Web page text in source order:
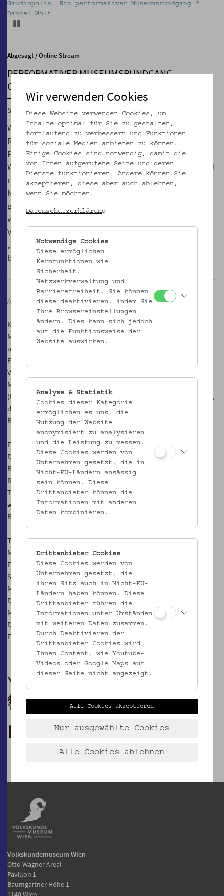
Gaudiopolis. Ein performativer Museumsrundgang ©
Daniel Wolf
Abgesagt / Online Stream
PERFORMATIVER MUSEUMSRUNDGANG
Gaudiopolis – Stadt der Freude
Sa, 28.03.2020, 19:00
Was, wenn Kinder und Jugendliche eine selbstverwaltete
Republik gründen: Kann das funktionieren? Der lutherische
Pastor Gábor Sztehlo versteckte während des Zweiten
Weltkriegs jüdische Kinder in christlichen Kinderheimen und
rettete so mehr als 2000 Menschen vor den
Nationalsozialisten. Nach dem Krieg machten sie sich
gemeinsam daran, Demokratie „neu“ zu lernen. Wir
wandern durch die Räume und den Garten des
Volkskundemuseums, folgen fünf Einzelschicksalen der
„Sztehlo-Kinder“ und sind live an der Republikgründung
beteiligt.
// Online Stream zur abgesagten Veranstaltung:gaudiopolis.at
Konzept & Leitung: Tanja Witzmann
Mit: Duygu Arslan, Sayyed Javid Hakim, Onur Poyraz, Denise Teipel
u. A.
Eine Kooperation von Auf Grund, Dschungel Wien &
Volkskundemuseum Wien.
Mit freundlicher Unterstützung der Kulturabteilung der Stadt Wien
(MA 7), des Zukunftsfonds & Nationalfonds der Republik Österreich,
der Kulturförderung Josefstadt & dem Bundesministeriums für
Bildung, Wissenschaft & Forschung (BMBWF)
Für ein junges Publikum ab 12 Jahren
Dauer: 90 Min
Begrenzte TeilnehmerInnenzahl
Reservierung und Karten unter Dschungel Wien:
T: +43 1 522 07 20 20 odertickets@dschungelwien.at
www.dschungelwien.at
Bei Regen bitte Regenschutz mitbringen
Termine:
Mi, 25.3.2020, 19.00 Uhr (Premiere)
Fr, 27.3.2020, 10.00 Uhr
Sa, 28.3.2020, 19.00 Uhr
Mo, 30.3.2020, 11.00 Uhr
Di, 31.3.2020, 10.30 Uhr
Mi, 1.4.2020, 11.00 Uhr
Do, 2.4.2020, 19.00 Uhr
Fr, 3.4.2020, 10.00 Uhr
Volkskundemuseum Wien
Otto Wagner Areal
Pavillon 1
Baumgartner Höhe 1
Wir verwenden Cookies
Diese Website verwendet Cookies, um
Inhalte optimal für Sie zu gestalten,
fortlaufend zu verbessern und Funktionen
für soziale Medien anbieten zu können.
Einige Cookies sind notwendig, damit die
von Ihnen aufgerufene Seite und deren
Dienste funktionieren. Andere können Sie
akzeptieren, diese aber auch ablehnen,
wenn Sie möchten.
Datenschutzerklärung
Notwendige Cookies
Diese ermöglichen
Kernfunktionen wie
Sicherheit,
Netzwerkverwaltung und
Barrierefreiheit. Sie können
diese deaktivieren, indem Sie
Ihre Browsereinstellungen
ändern. Dies kann sich jedoch
auf die Funktionsweise der
Website auswirken.
Analyse & Statistik
Cookies dieser Kategorie
ermöglichen es uns, die
Nutzung der Website
anonymisiert zu analysieren
und die Leistung zu messen.
Diese Cookies werden von
Unternehmen gesetzt, die in
Nicht-EU-Ländern ansässig
sein können. Diese
Drittanbieter können die
Informationen mit anderen
Daten kombinieren.
Drittanbieter Cookies
Diese Cookies werden von
Unternehmen gesetzt, die
ihren Sitz auch in Nicht-EU-
Ländern haben können. Diese
Drittanbieter führen die
Informationen unter Umständen
mit weiteren Daten zusammen.
Durch Deaktivieren der
Drittanbieter Cookies wird
Ihnen Content, wie Youtube-
Videos oder Google Maps auf
dieser Seite nicht angezeigt.
Alle Cookies akzeptieren
Nur ausgewählte Cookies
Alle Cookies ablehnen